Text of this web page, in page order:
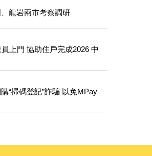
龍岩兩市考察調研
完成2026 中
“掃碼登記”詐騙 以免MPay